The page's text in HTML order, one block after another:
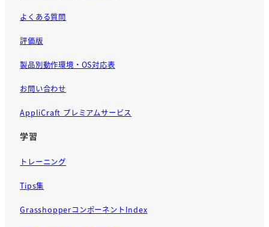
よくある質問
評価版
製品別動作環境・OS対応表
お問い合わせ
AppliCraft プレミアムサービス
学習
トレーニング
Tips集
GrasshopperコンポーネントIndex